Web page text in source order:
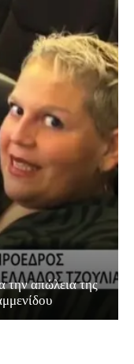
την απώλεια της